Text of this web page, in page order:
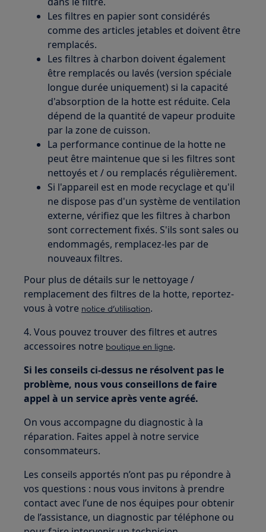
Les filtres en papier sont considérés
comme des articles jetables et doivent être
remplacés.
Les filtres à charbon doivent également
être remplacés ou lavés (version spéciale
longue durée uniquement) si la capacité
d'absorption de la hotte est réduite. Cela
dépend de la quantité de vapeur produite
par la zone de cuisson.
La performance continue de la hotte ne
peut être maintenue que si les filtres sont
nettoyés et / ou remplacés régulièrement.
Si l'appareil est en mode recyclage et qu'il
ne dispose pas d'un système de ventilation
externe, vérifiez que les filtres à charbon
sont correctement fixés. S'ils sont sales ou
endommagés, remplacez-les par de
nouveaux filtres.
Pour plus de détails sur le nettoyage /
remplacement des filtres de la hotte, reportez-
vous à votre notice d’utilisation.
4. Vous pouvez trouver des filtres et autres
accessoires notre boutique en ligne.
Si les conseils ci-dessus ne résolvent pas le
problème, nous vous conseillons de faire
appel à un service après vente agréé.
On vous accompagne du diagnostic à la
réparation. Faites appel à notre service
consommateurs.
Les conseils apportés n’ont pas pu répondre à
vos questions : nous vous invitons à prendre
contact avec l’une de nos équipes pour obtenir
de l’assistance, un diagnostic par téléphone ou